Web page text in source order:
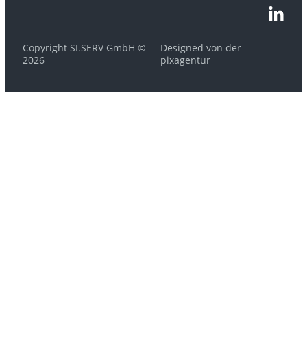
Copyright SI.SERV GmbH ©
2026
Designed von der
pixagentur